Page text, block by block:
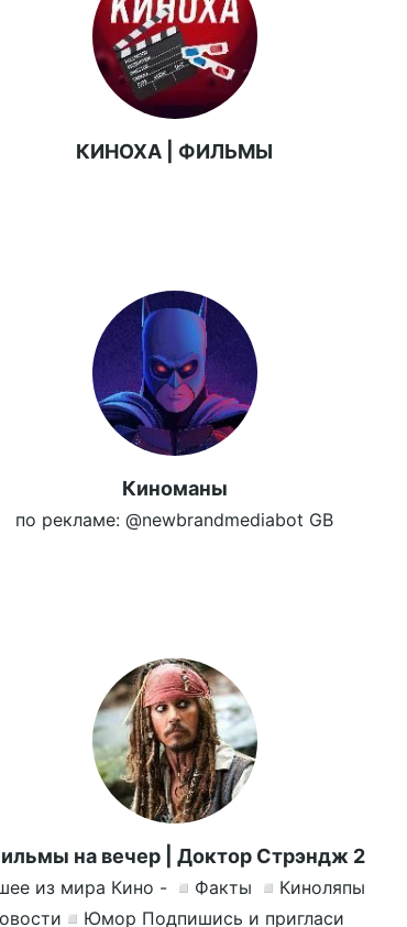
КИНОХА | ФИЛЬМЫ
Киноманы
по рекламе: @newbrandmediabot GB
на вечер | Доктор Стрэндж 2
из мира Кино - ◽️Факты ◽️Киноляпы
Подпишись и пригласи